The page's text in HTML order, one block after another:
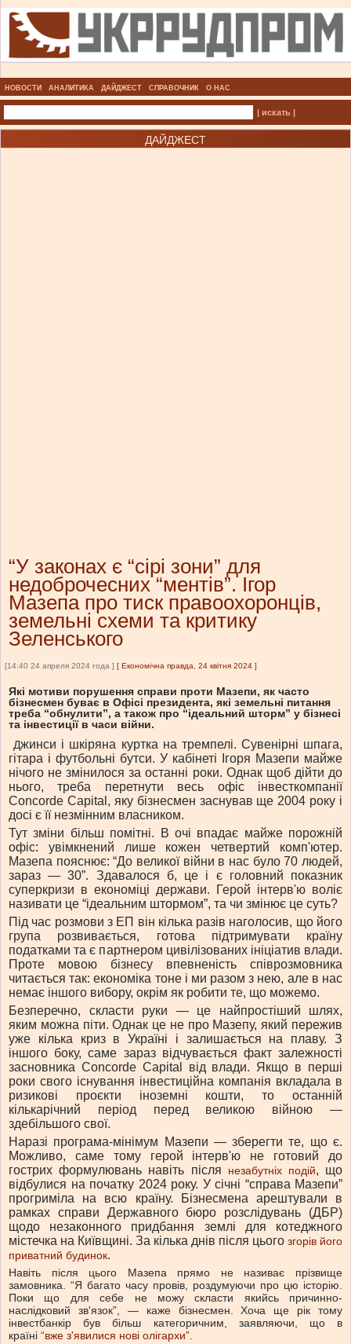
НОВОСТИ АНАЛИТИКА ДАЙДЖЕСТ СПРАВОЧНИК О НАС
| искать |
ДАЙДЖЕСТ
“У законах є “сірі зони” для
недоброчесних “ментів”. Ігор
Мазепа про тиск правоохоронців,
земельні схеми та критику
Зеленського
[14:40 24 апреля 2024 года ] [ Економічна правда, 24 квітня 2024 ]
Які мотиви порушення справи проти Мазепи, як часто
бізнесмен буває в Офісі президента, які земельні питання
треба “обнулити”, а також про “ідеальний шторм” у бізнесі
та інвестиції в часи війни.
Джинси і шкіряна куртка на тремпелі. Сувенірні шпага,
гітара і футбольні бутси. У кабінеті Ігоря Мазепи майже
нічого не змінилося за останні роки. Однак щоб дійти до
нього, треба перетнути весь офіс інвесткомпанії
Concorde Capital, яку бізнесмен заснував ще 2004 року і
досі є її незмінним власником.
Тут зміни більш помітні. В очі впадає майже порожній
офіс: увімкнений лише кожен четвертий комп'ютер.
Мазепа пояснює: “До великої війни в нас було 70 людей,
зараз — 30”. Здавалося б, це і є головний показник
суперкризи в економіці держави. Герой інтерв'ю воліє
називати це “ідеальним штормом”, та чи змінює це суть?
Під час розмови з ЕП він кілька разів наголосив, що його
група розвивається, готова підтримувати країну
податками та є партнером цивілізованих ініціатив влади.
Проте мовою бізнесу впевненість співрозмовника
читається так: економіка тоне і ми разом з нею, але в нас
немає іншого вибору, окрім як робити те, що можемо.
Безперечно, скласти руки — це найпростіший шлях,
яким можна піти. Однак це не про Мазепу, який пережив
уже кілька криз в Україні і залишається на плаву. З
іншого боку, саме зараз відчувається факт залежності
засновника Concorde Capital від влади. Якщо в перші
роки свого існування інвестиційна компанія вкладала в
ризикові проєкти іноземні кошти, то останній
кількарічний період перед великою війною —
здебільшого свої.
Наразі програма-мінімум Мазепи — зберегти те, що є.
Можливо, саме тому герой інтерв'ю не готовий до
гострих формулювань навіть після
незабутніх подій, що
відбулися на початку 2024 року. У січні “справа Мазепи”
прогриміла на всю країну. Бізнесмена арештували в
рамках справи Державного бюро розслідувань (ДБР)
щодо незаконного придбання землі для котеджного
містечка на Київщині. За кілька днів після цього згорів його
приватний будинок.
Навіть після цього Мазепа прямо не називає прізвище
замовника. “Я багато часу провів, роздумуючи про цю історію.
Поки що для себе не можу скласти якийсь причинно-
наслідковий зв'язок”, — каже бізнесмен. Хоча ще рік тому
інвестбанкір був більш категоричним, заявляючи, що в
країні “вже з'явилися нові олігархи”.